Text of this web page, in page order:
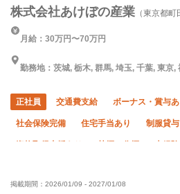
株式会社あけぼの産業 （東京都町
月給：30万円〜70万円
勤務地：茨城, 栃木, 群馬, 埼玉, 千葉, 東京,
正社員 交通費支給 ボーナス・賞与あ
社会保険完備 住宅手当あり 制服貸与
残業月10時間以下 残業ゼロ
掲載期間： 2026/01/09 - 2027/01/08